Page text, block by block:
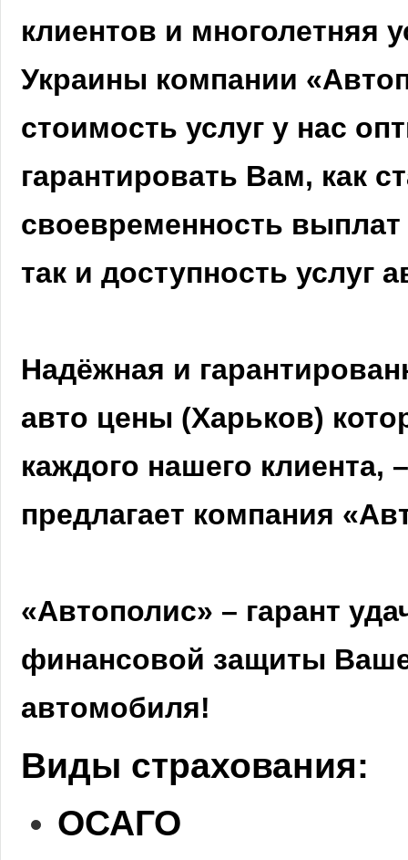
клиентов и многолетняя
Украины компании
стоимость услуг у нас
гарантировать Вам, как
своевременность
так и доступность услуг
Надёжная и
авто цены (Харьков)
каждого нашего клиента,
предлагает компания
«Автополис» – гарант
финансовой защиты
автомобиля!
Виды страхования:
ОСАГО